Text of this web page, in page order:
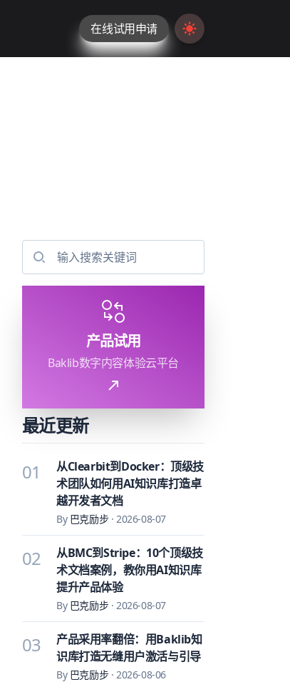
在线试用申请 Switch to light /
产品试用
Baklib数字内容体验云平台
最近更新
01
从Clearbit到Docker：顶级技
术团队如何用AI知识库打造卓
越开发者文档
By 巴克励步·2026-08-07
02
从BMC到Stripe：10个顶级技
术文档案例，教你用AI知识库
提升产品体验
By 巴克励步·2026-08-07
03
产品采用率翻倍：用Baklib知
识库打造无缝用户激活与引导
By 巴克励步·2026-08-06